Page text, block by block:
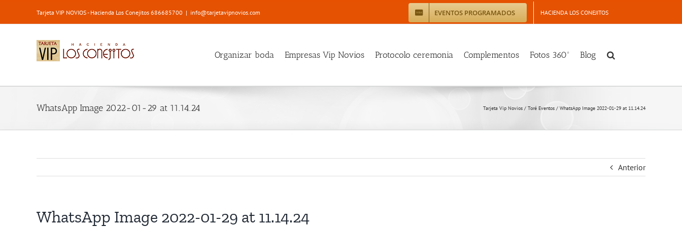
Tarjeta VIP NOVIOS - Hacienda Los Conejitos 686685700 | info@tarjetavipnovios.com EVENTOS PROGRAMADOS HACIENDA LOS CONEJITOS
Organizar boda Empresas Vip Novios Protocolo ceremonia Complementos Fotos 360º Blog
WhatsApp Image 2022-01-29 at 11.14.24 Tarjeta Vip Novios / Toré Eventos / WhatsApp Image 2022-01-29 at 11.14.24
Anterior
WhatsApp Image 2022-01-29 at 11.14.24